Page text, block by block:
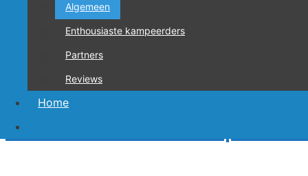
Algemeen
Enthousiaste kampeerders
Partners
Reviews
Home
allernieuwste technieken en geschikt voor alle soorten
Lees verder »
Meerbeek Caravans & Campers